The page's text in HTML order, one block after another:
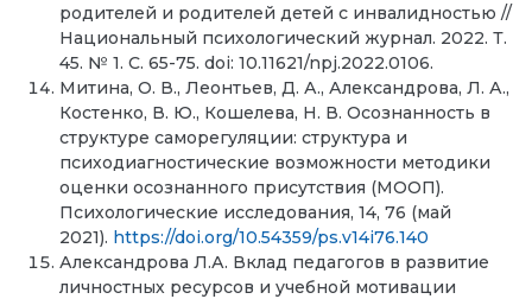
родителей и родителей детей с инвалидностью //
Национальный психологический журнал. 2022. Т.
45. № 1. С. 65-75. doi: 10.11621/npj.2022.0106.
Митина, О. В., Леонтьев, Д. А., Александрова, Л. А.,
Костенко, В. Ю., Кошелева, Н. В. Осознанность в
структуре саморегуляции: структура и
психодиагностические возможности методики
оценки осознанного присутствия (МООП).
Психологические исследования, 14, 76 (май
2021). https://doi.org/10.54359/ps.v14i76.140
Александрова Л.А. Вклад педагогов в развитие
личностных ресурсов и учебной мотивации